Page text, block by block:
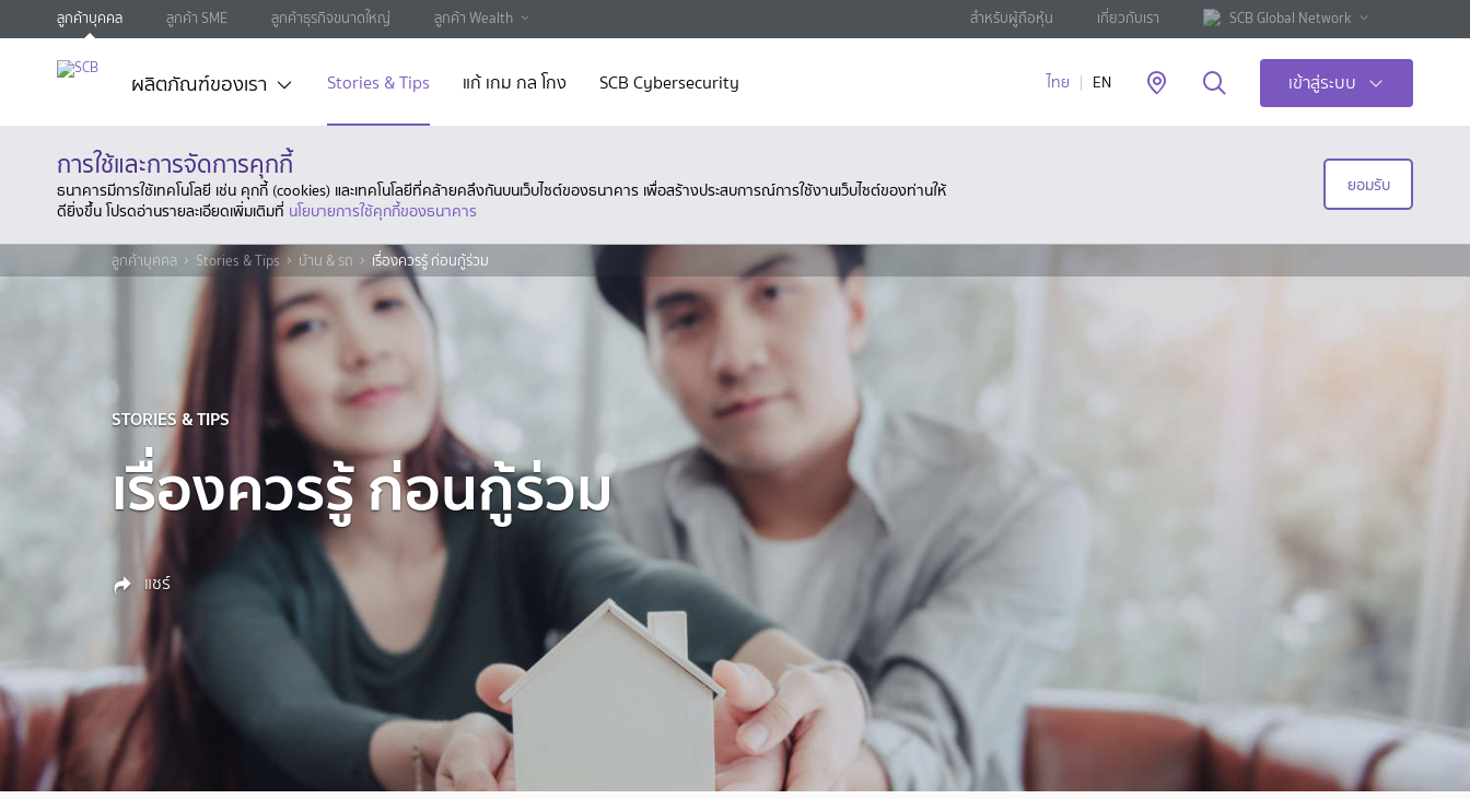
ลูกค้าบุคคล ลูกค้า SME ลูกค้าธุรกิจขนาดใหญ่ ลูกค้า Wealth สำหรับผู้ถือหุ้น เกี่ยวกับเรา SCB Global Network
ผลิตภัณฑ์ของเรา Stories & Tips แก้ เกม กล โกง SCB Cybersecurity ไทย EN เข้าสู่ระบบ
การใช้และการจัดการคุกกี้
ธนาคารมีการใช้เทคโนโลยี เช่น คุกกี้ (cookies) และเทคโนโลยีที่คล้ายคลึงกันบนเว็บไซต์ของธนาคาร เพื่อสร้างประสบการณ์การใช้งานเว็บไซต์ของท่านให้
ดียิ่งขึ้น โปรดอ่านรายละเอียดเพิ่มเติมที่ นโยบายการใช้คุกกี้ของธนาคาร
ยอมรับ
ลูกค้าบุคคล Stories & Tips บ้าน & รถ เรื่องควรรู้ ก่อนกู้ร่วม
STORIES & TIPS
เรื่องควรรู้ ก่อนกู้ร่วม
แชร์